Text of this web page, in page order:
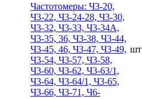
Частотомеры: Ч3-20,
Ч3-22, Ч3-24-28, Ч3-30,
Ч3-32, Ч3-33, Ч3-34А,
Ч3-35, 36, Ч3-38, Ч3-44,
Ч3-45, 46, Ч3-47, Ч3-49,
Ч3-54, Ч3-57, Ч3-58,
Ч3-60, Ч3-62, Ч3-63/1,
Ч3-64, Ч3-64/1, Ч3-65,
Ч3-66, Ч3-71, Ч6-
шт